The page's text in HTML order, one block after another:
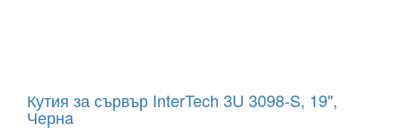
Кутия за сървър InterTech 3U 3098-S, 19",
Чернa